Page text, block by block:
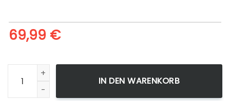
69,99 €
Minecraft Steve Alex Im Savannen-biom Und Alle
IN DEN WARENKORB